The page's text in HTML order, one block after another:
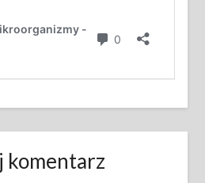
komentarz